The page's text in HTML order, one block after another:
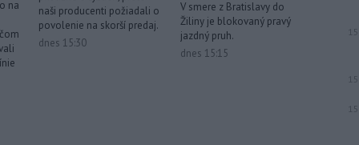
na
naši producenti požiadali o
povolenie na skorší predaj.
dnes 15:30
V smere z Bratislavy do
Žiliny je blokovaný pravý
jazdný pruh.
dnes 15:15